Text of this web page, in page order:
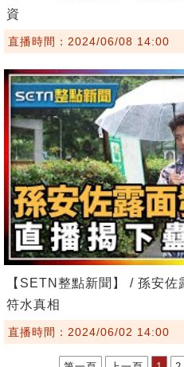
資
直播時間：2024/06/08 14:00
【SETN整點新聞】 / 孫安
符水真相
直播時間：2024/06/02 14:00